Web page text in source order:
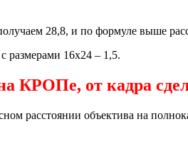
28,8, и по формуле выше
16х24 – 1,5.
КРОПе, от кадра
расстоянии объектива на